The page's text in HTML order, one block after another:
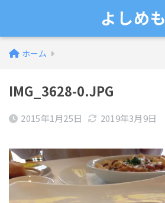
よしめも
ホーム
IMG_3628-0.JPG
2015年1月25日 2019年3月9日